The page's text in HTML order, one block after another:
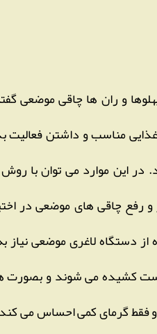
و ران ها چاقی موضعی
مناسب و داشتن فعالیت
در این موارد می توان با
رفع چاقی های موضعی در
دستگاه لاغری موضعی
فقط گرمای کمی احساس می